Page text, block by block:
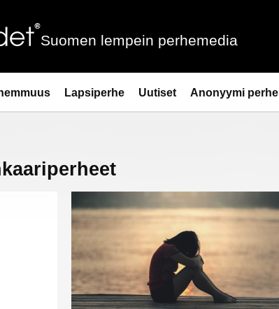
Suomen lempein perhemedia
Lapsiperhe Uutiset Anonyymi perhe